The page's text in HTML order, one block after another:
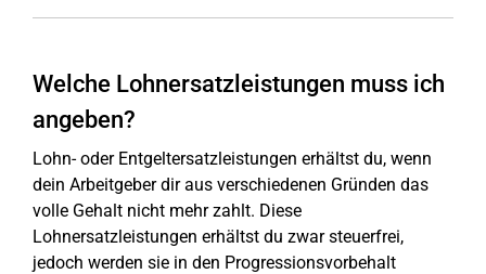
Welche Lohnersatzleistungen muss ich
angeben?
Lohn- oder Entgeltersatzleistungen erhältst du, wenn
dein Arbeitgeber dir aus verschiedenen Gründen das
volle Gehalt nicht mehr zahlt. Diese
Lohnersatzleistungen erhältst du zwar steuerfrei,
jedoch werden sie in den Progressionsvorbehalt